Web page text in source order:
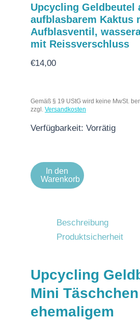
Upcycling Geldbeutel
aufblasbarem Kaktus
Aufblasventil,
mit Reissverschluss
€14,00
Gemäß § 19 UStG wird keine MwSt.
zzgl. Versandkosten
Verfügbarkeit: Vorrätig
In den
Warenkorb
Beschreibung
Produktsicherheit
Upcycling
Mini
ehemaligem